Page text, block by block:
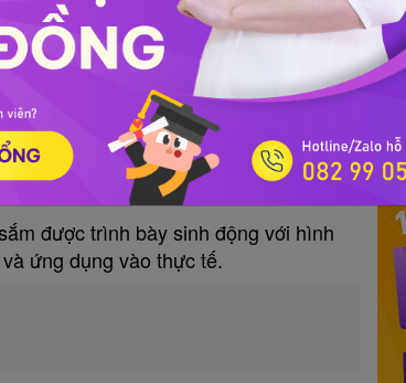
Mẫu câu tiếng Anh giao tiếp
sắm
được trình bày sinh động với hình
ứng dụng vào thực tế.